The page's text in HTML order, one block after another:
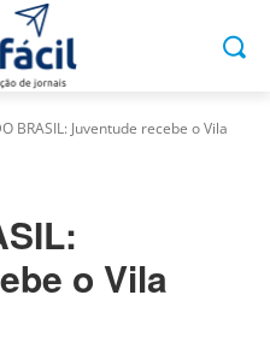
BRASIL: Juventude recebe o Vila
o Vila